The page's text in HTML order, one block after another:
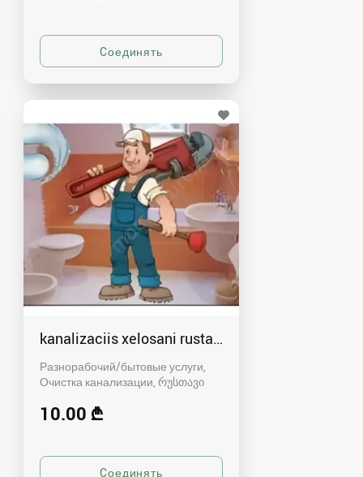
kanalizaciis xelosani rustavshi - 591 00 46 80
Разнорабочий/бытовые услуги,
Очистка канализации რუსთავი
10.00 ₾